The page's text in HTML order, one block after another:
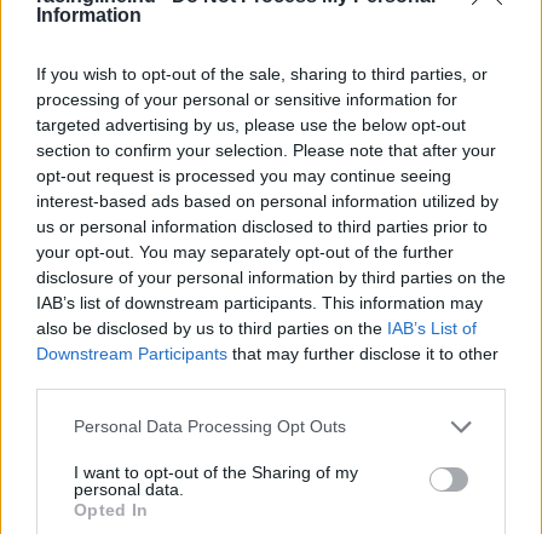
Information
If you wish to opt-out of the sale, sharing to third parties, or
processing of your personal or sensitive information for
targeted advertising by us, please use the below opt-out
section to confirm your selection. Please note that after your
opt-out request is processed you may continue seeing
interest-based ads based on personal information utilized by
us or personal information disclosed to third parties prior to
your opt-out. You may separately opt-out of the further
disclosure of your personal information by third parties on the
IAB’s list of downstream participants. This information may
also be disclosed by us to third parties on the IAB’s List of
Downstream Participants that may further disclose it to other
Please note that this website/app uses one or more Google
not limited to your visit or usage behaviour. You may click to
grant or deny consent to Google and its third-party tags to
use your data for below specified purposes in below Google
Personal Data Processing Opt Outs
I want to opt-out of the Sharing of my
personal data.
Opted In
következő fél évben dönti el, hogy hol folytassa a
FORMA-1 / 2025. JAN. 11.
Pérez először állt nyilvánosság elé